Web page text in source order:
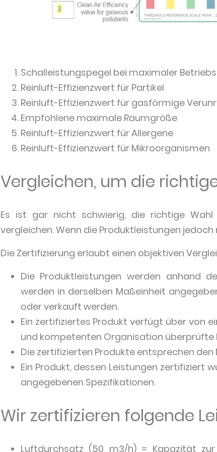
Schalleistungspegel bei maximaler
Reinluft-Effizienzwert für Partikel
Reinluft-Effizienzwert für gasförmige
Empfohlene maximale Raumgröße
Reinluft-Effizienzwert für Allergene
Reinluft-Effizienzwert für Mikroorganismen
Vergleichen, um die
Es ist gar nicht schwierig, die richtige
vergleichen. Wenn die Produktleistungen
Die Zertifizierung erlaubt einen objektiven
Die Produktleistungen werden anhand
werden in derselben Maßeinheit
oder verkauft werden.
Ein zertifiziertes Produkt verfügt über von
und kompetenten Organisation überprüfte
Die zertifizierten Produkte entsprechen den
Ein Produkt, dessen Leistungen zertifiziert
angegebenen Spezifikationen.
Wir zertifizieren folgende
Luftdurchsatz (50 m3/h) = Kapazität